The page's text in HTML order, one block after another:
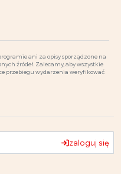
ani za opisy sporządzone na
źródeł. Zalecamy, aby wszystkie
przebiegu wydarzenia weryfikować
zaloguj się